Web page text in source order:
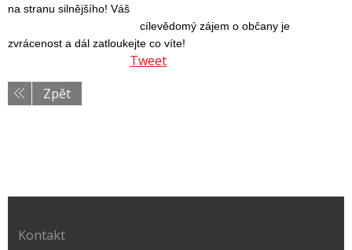
na stranu silnějšího! Váš
cílevědomý zájem o občany je
zvrácenost a dál zatloukejte co víte!
Tweet
Zpět
Kontakt